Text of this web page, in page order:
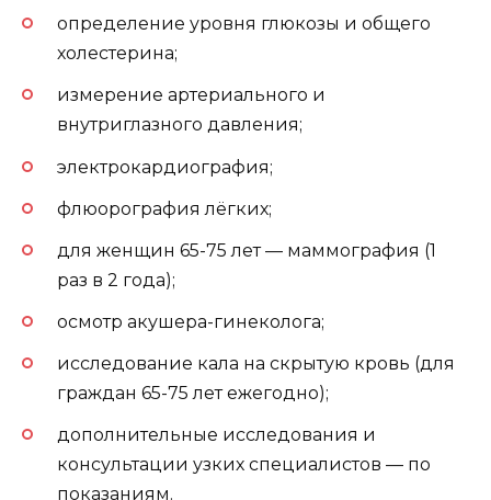
определение уровня глюкозы и общего
холестерина;
измерение артериального и
внутриглазного давления;
электрокардиография;
флюорография лёгких;
для женщин 65-75 лет — маммография (1
раз в 2 года);
осмотр акушера-гинеколога;
исследование кала на скрытую кровь (для
граждан 65-75 лет ежегодно);
дополнительные исследования и
консультации узких специалистов — по
показаниям.